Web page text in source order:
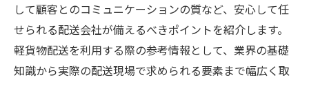
して顧客とのコミュニケーションの質など、安心して任
せられる配送会社が備えるべきポイントを紹介します。
軽貨物配送を利用する際の参考情報として、業界の基礎
知識から実際の配送現場で求められる要素まで幅広く取